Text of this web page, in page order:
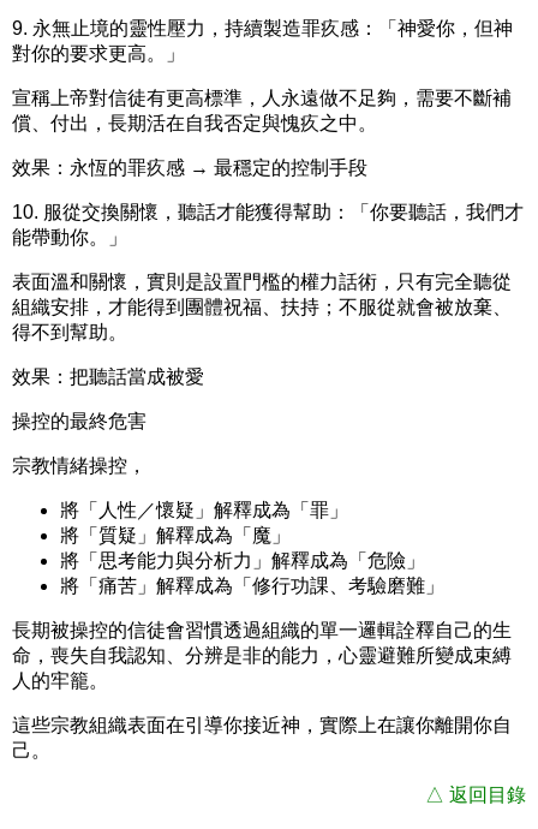
9. 永無止境的靈性壓力，持續製造罪疚感：
「神愛你，但神
對你的要求更高。」
宣稱上帝對信徒有更高標準，人永遠做不足夠，需要不斷補
償、付出，長期活在自我否定與愧疚之中。
效果： 永恆的罪疚感 → 最穩定的控制手段
10. 服從交換關懷，聽話才能獲得幫助：
「你要聽話，我們才
能帶動你。」
表面溫和關懷，實則是設置門檻的權力話術，只有完全聽從
組織安排，才能得到團體祝福、扶持；不服從就會被放棄、
得不到幫助。
效果： 把聽話當成被愛
操控的最終危害
宗教情緒操控，
將 「人性／懷疑」 解釋成為 「罪」
將 「質疑」 解釋成為 「魔」
將 「思考能力與分析力」 解釋成為 「危險」
將 「痛苦」 解釋成為 「修行功課、考驗磨難」
長期被操控的信徒會習慣透過組織的單一邏輯詮釋自己的生
命，喪失自我認知、分辨是非的能力，心靈避難所變成束縛
人的牢籠。
這些宗教組織表面在引導你接近神，實際上在讓你離開你自
己。
△ 返回目錄